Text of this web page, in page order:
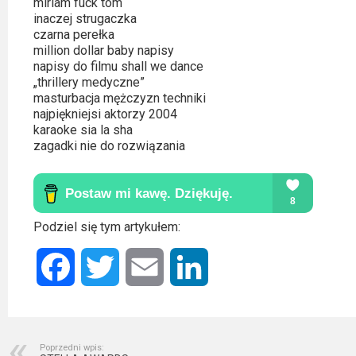
polskie
Komedie
Korea
Południowa
Filmy
oparte
na
faktach
Thrillery
inaczej strugaczka
czarna perełka
million dollar baby napisy
napisy do filmu shall we dance
„thrillery medyczne”
masturbacja mężczyzn techniki
najpiękniejsi aktorzy 2004
karaoke sia la sha
zagadki nie do rozwiązania
Podziel się tym artykułem:
Facebook Twitter Email
Poprzedni wpis: